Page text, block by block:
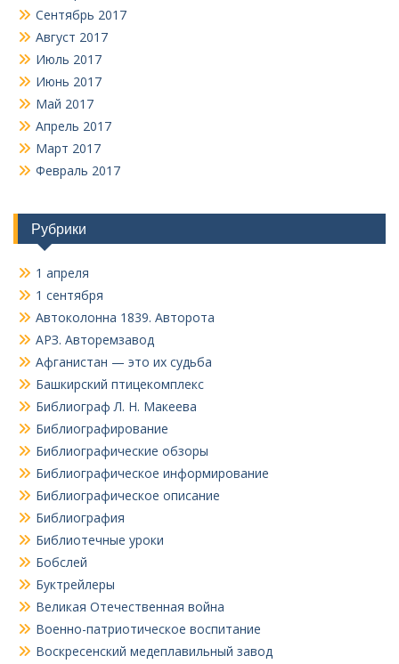
Сентябрь 2017
Август 2017
Июль 2017
Июнь 2017
Май 2017
Апрель 2017
Март 2017
Февраль 2017
Рубрики
1 апреля
1 сентября
Автоколонна 1839. Авторота
АРЗ. Авторемзавод
Афганистан — это их судьба
Башкирский птицекомплекс
Библиограф Л. Н. Макеева
Библиографирование
Библиографические обзоры
Библиографическое информирование
Библиографическое описание
Библиография
Библиотечные уроки
Бобслей
Буктрейлеры
Великая Отечественная война
Военно-патриотическое воспитание
Воскресенский медеплавильный завод